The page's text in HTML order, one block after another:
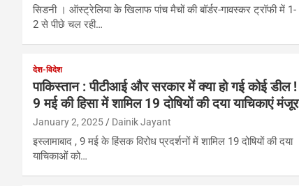
सिडनी । ऑस्ट्रेलिया के खिलाफ पांच मैचों की बॉर्डर-गावस्कर ट्रॉफी में 1-
2 से पीछे चल रही…
देश-विदेश
पाकिस्तान : पीटीआई और सरकार में क्या हो गई कोई डील !
9 मई की हिसा में शामिल 19 दोषियों की दया याचिकाएं मंजूर
January 2, 2025 Dainik Jayant
इस्लामाबाद , 9 मई के हिंसक विरोध प्रदर्शनों में शामिल 19 दोषियों की दया
याचिकाओं को…